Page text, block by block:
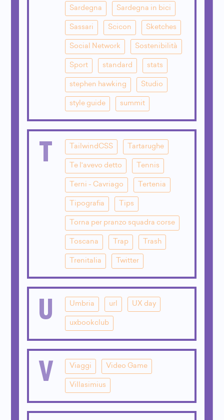
Sardegna Sardegna in bici
Sassari Scicon Sketches
Social Network Sostenibilità
Sport standard stats
stephen hawking Studio
style guide summit
T TailwindCSS Tartarughe
Te l'avevo detto Tennis
Terni - Cavriago Tertenia
Tipografia Tips
Torna per pranzo squadra corse
Toscana Trap Trash
Trenitalia Twitter
U Umbria url UX day
uxbookclub
V Viaggi Video Game
Villasimius